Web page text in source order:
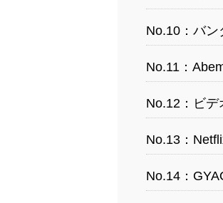
No.10：バ
No.11：
No.12：ビデ
No.13：
No.14：